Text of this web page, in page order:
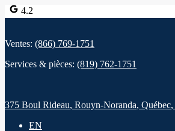
4.2
Ventes: (866) 769-1751
Services & pièces: (819) 762-1751
375 Boul Rideau, Rouyn-Noranda, Québec,
EN